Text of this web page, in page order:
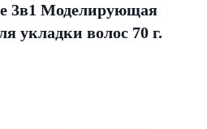
3в1 Моделирующая
укладки волос 70 г.